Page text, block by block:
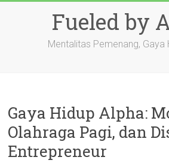
Fueled by
Mentalitas Pemenang, Gaya
Gaya Hidup Alpha:
Olahraga Pagi, dan
Entrepreneur